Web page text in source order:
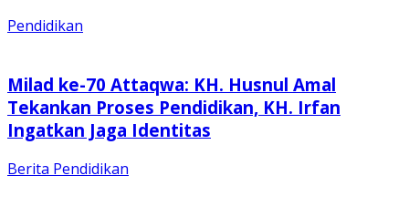
Pendidikan
Milad ke-70 Attaqwa: KH. Husnul Amal
Tekankan Proses Pendidikan, KH. Irfan
Ingatkan Jaga Identitas
Berita Pendidikan